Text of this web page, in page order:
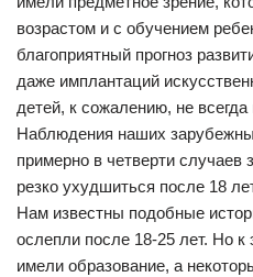
возрастом и с обучением
благоприятный прогноз
даже имплантаций
детей, к сожалению, не
Наблюдения наших
примерно в четверти случаев
резко ухудшиться после 18
Нам известны подобные
ослепли после 18-25 лет. Но к
имели образование, а